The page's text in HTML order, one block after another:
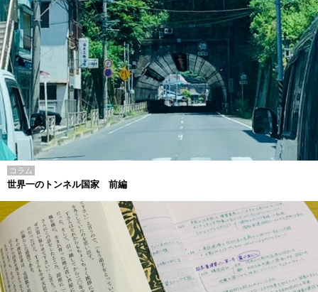
コラム
世界一のトンネル国家 前編